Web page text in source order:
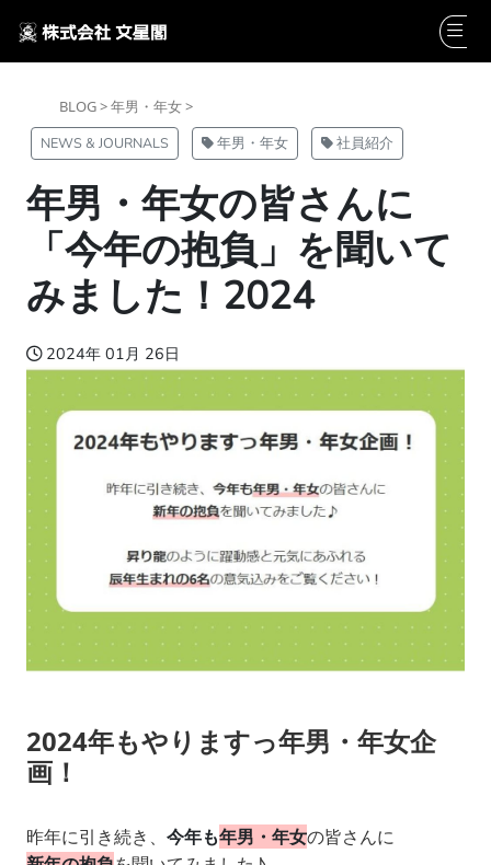
BLOG >年男・年女 >
NEWS & JOURNALS 年男・年女 社員紹介
年男・年女の皆さんに
「今年の抱負」を聞いて
みました！2024
2024年 01月 26日
2024年もやりますっ年男・年女企
画！
昨年に引き続き、 今年も年男・年女の皆さんに